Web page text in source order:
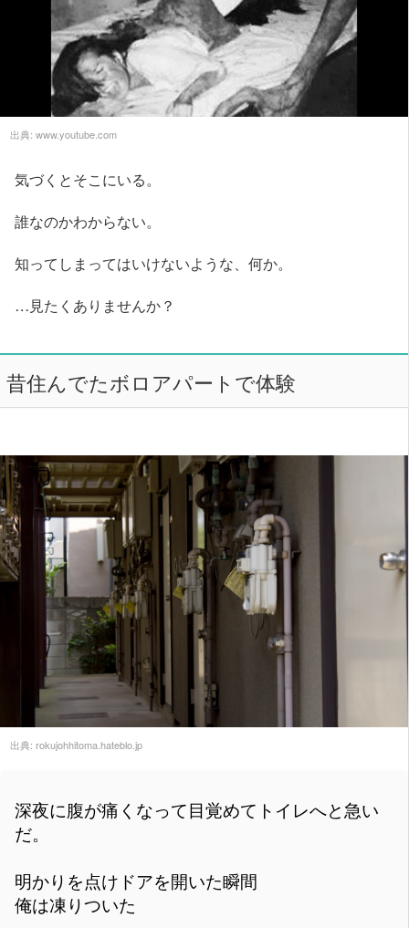
出典: www.youtube.com
気づくとそこにいる。
誰なのかわからない。
知ってしまってはいけないような、何か。
…見たくありませんか？
昔住んでたボロアパートで体験
出典: rokujohhitoma.hateblo.jp
深夜に腹が痛くなって目覚めてトイレへと急い
だ。
明かりを点けドアを開いた瞬間
俺は凍りついた